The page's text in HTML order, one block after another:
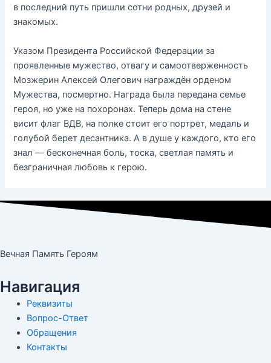
в последний путь пришли сотни родных, друзей и
знакомых.
Указом Президента Российской Федерации за
проявленные мужество, отвагу и самоотверженность
Мозжерин Алексей Олегович награждён орденом
Мужества, посмертно. Награда была передана семье
героя, но уже на похоронах. Теперь дома на стене
висит флаг ВДВ, на полке стоит его портрет, медаль и
голубой берет десантника. А в душе у каждого, кто его
знал — бесконечная боль, тоска, светлая память и
безграничная любовь к герою.
Вечная Память Героям
Навигация
Реквизиты
Вопрос-Ответ
Обращения
Контакты